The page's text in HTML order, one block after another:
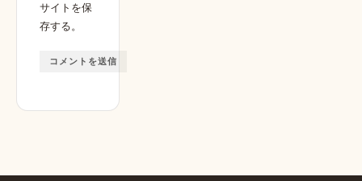
サイトを保
存する。